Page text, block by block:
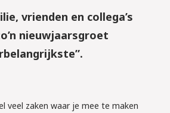
vrienden en collega’s
nieuwjaarsgroet
veel zaken waar je mee te maken